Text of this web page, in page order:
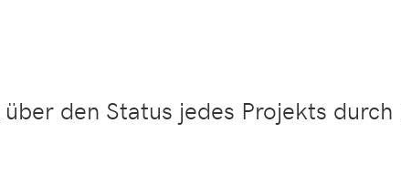
über den Status jedes Projekts